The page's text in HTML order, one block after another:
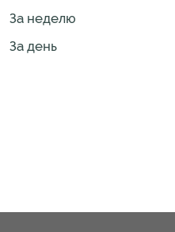
За неделю
За день